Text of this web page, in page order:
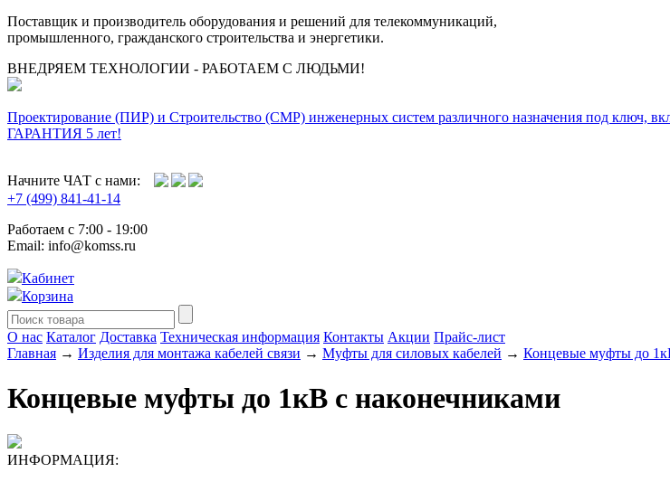
Поставщик и производитель оборудования и решений для телекоммуникаций,
промышленного, гражданского строительства и энергетики.
ВНЕДРЯЕМ ТЕХНОЛОГИИ - РАБОТАЕМ С ЛЮДЬМИ!
Проектирование (ПИР) и Cтроительство (СМР) инженерных систем различного назначения под
ГАРАНТИЯ 5 лет!
Начните ЧАТ с нами:
+7 (499) 841-41-14
Работаем с 7:00 - 19:00
Email: info@komss.ru
Кабинет
Корзина
О нас Каталог Доставка Техническая информация Контакты Акции Прайс-лист
Главная → Изделия для монтажа кабелей связи → Муфты для силовых кабелей → Концевые муфты до
Концевые муфты до 1кВ с наконечниками
ИНФОРМАЦИЯ: